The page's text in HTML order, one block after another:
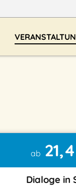
ab
Dialoge in